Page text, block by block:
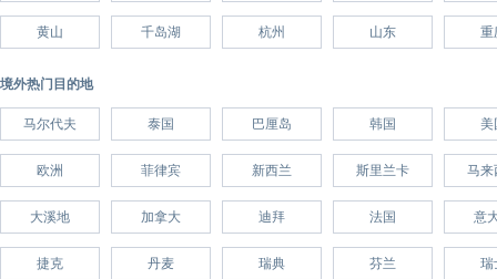
黄山 千岛湖 杭州 山东 重
境外热门目的地
马尔代夫 泰国 巴厘岛 韩国 美
欧洲 菲律宾 新西兰 斯里兰卡 马来
大溪地 加拿大 迪拜 法国 意
捷克 丹麦 瑞典 芬兰 瑞